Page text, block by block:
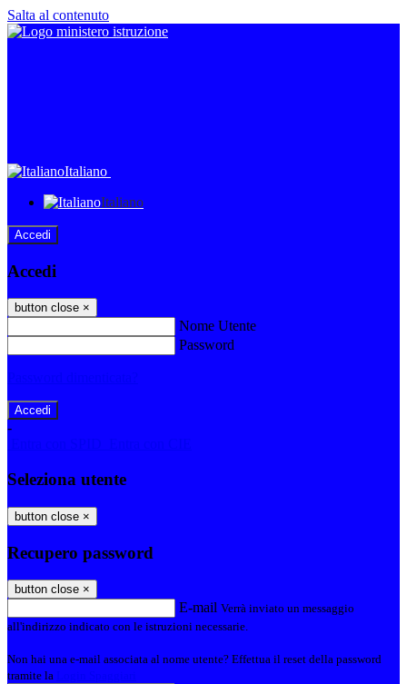
Salta al contenuto
Italiano
Italiano
Accedi
Accedi
button close ×
Nome Utente
Password
-
Seleziona utente
button close ×
Recupero password
button close ×
E-mail Verrà inviato un messaggio
all'indirizzo indicato con le istruzioni necessarie.
Non hai una e-mail associata al nome utente? Effettua il reset della password
tramite la